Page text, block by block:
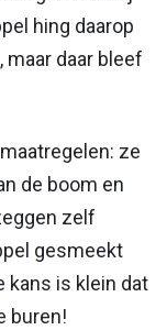
hing daarop
daar bleef
ze
de boom en
zelf
gesmeekt
kans is klein dat
buren!